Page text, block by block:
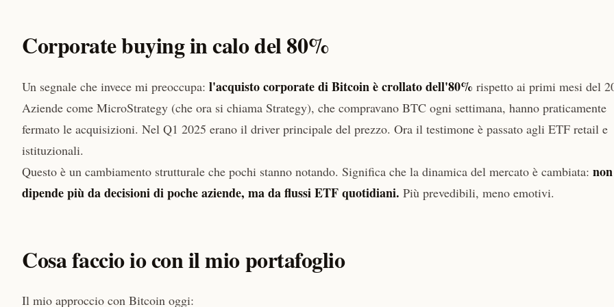
Corporate buying in calo del 80%
Un segnale che invece mi preoccupa: l'acquisto corporate di Bitcoin è crollato dell'80% rispetto ai primi mesi del
Aziende come MicroStrategy (che ora si chiama Strategy), che compravano BTC ogni settimana, hanno praticamente
fermato le acquisizioni. Nel Q1 2025 erano il driver principale del prezzo. Ora il testimone è passato agli ETF retail e
istituzionali.
Questo è un cambiamento strutturale che pochi stanno notando. Significa che la dinamica del mercato è cambiata: non
dipende più da decisioni di poche aziende, ma da flussi ETF quotidiani. Più prevedibili, meno emotivi.
Cosa faccio io con il mio portafoglio
Il mio approccio con Bitcoin oggi: